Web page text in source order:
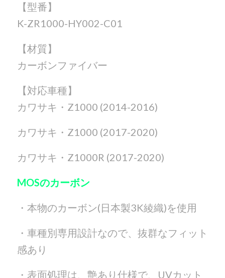
【型番】
K-ZR1000-HY002-C01
【材質】
カーボンファイバー
【対応車種】
カワサキ・Z1000 (2014-2016)
カワサキ・Z1000 (2017-2020)
カワサキ・Z1000R (2017-2020)
MOSのカーボン
・本物のカーボン(日本製3K綾織)を使用
・車種別専用設計なので、抜群なフィット
感あり
・表面処理は、艶あり仕様で、UVカット